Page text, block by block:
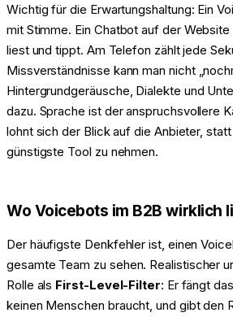
Wichtig für die Erwartungshaltung: Ein
mit Stimme. Ein Chatbot auf der
liest und tippt. Am Telefon zählt jede
Missverständnisse kann man nicht
Hintergrundgeräusche, Dialekte und
dazu. Sprache ist der anspruchsvollere
lohnt sich der Blick auf die Anbieter,
günstigste Tool zu nehmen.
Wo Voicebots im B2B wirklich
Der häufigste Denkfehler ist, einen
gesamte Team zu sehen. Realistischer
Rolle als First-Level-Filter: Er fängt
keinen Menschen braucht, und gibt den